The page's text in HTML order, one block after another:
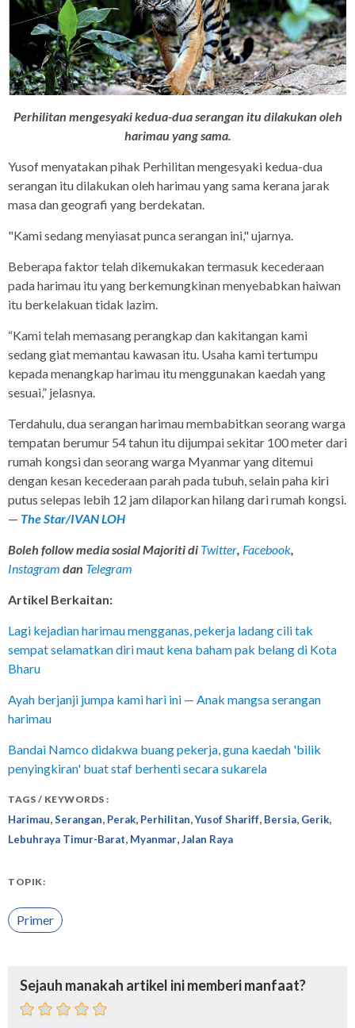
Perhilitan mengesyaki kedua-dua serangan itu dilakukan oleh
harimau yang sama.
Yusof menyatakan pihak Perhilitan mengesyaki kedua-dua
serangan itu dilakukan oleh harimau yang sama kerana jarak
masa dan geografi yang berdekatan.
"Kami sedang menyiasat punca serangan ini," ujarnya.
Beberapa faktor telah dikemukakan termasuk kecederaan
pada harimau itu yang berkemungkinan menyebabkan haiwan
itu berkelakuan tidak lazim.
“Kami telah memasang perangkap dan kakitangan kami
sedang giat memantau kawasan itu. Usaha kami tertumpu
kepada menangkap harimau itu menggunakan kaedah yang
sesuai,” jelasnya.
Terdahulu, dua serangan harimau membabitkan seorang warga
tempatan berumur 54 tahun itu dijumpai sekitar 100 meter dari
rumah kongsi dan seorang warga Myanmar yang ditemui
dengan kesan kecederaan parah pada tubuh, selain paha kiri
putus selepas lebih 12 jam dilaporkan hilang dari rumah kongsi.
— The Star/IVAN LOH
Boleh follow media sosial Majoriti di Twitter Facebook
Instagram dan Telegram
Artikel Berkaitan:
Lagi kejadian harimau mengganas, pekerja ladang cili tak
sempat selamatkan diri maut kena baham pak belang di Kota
Bharu
Ayah berjanji jumpa kami hari ini — Anak mangsa serangan
harimau
Bandai Namco didakwa buang pekerja, guna kaedah 'bilik
penyingkiran' buat staf berhenti secara sukarela
TAGS / KEYWORDS :
Harimau Serangan Perak Perhilitan ,Yusof Shariff Bersia Gerik
Lebuhraya Timur-Barat Myanmar Jalan Raya
TOPIK:
Primer
Sejauh manakah artikel ini memberi manfaat?